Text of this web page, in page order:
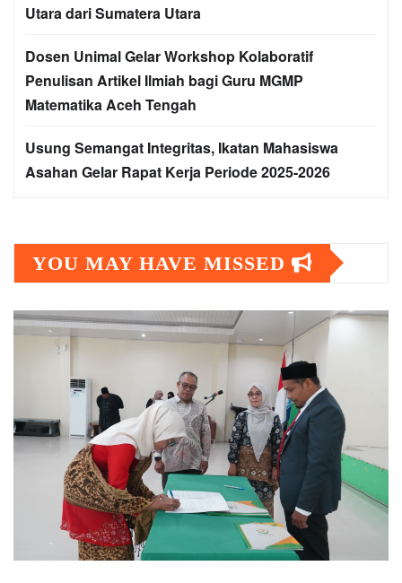
Utara dari Sumatera Utara
Dosen Unimal Gelar Workshop Kolaboratif
Penulisan Artikel Ilmiah bagi Guru MGMP
Matematika Aceh Tengah
Usung Semangat Integritas, Ikatan Mahasiswa
Asahan Gelar Rapat Kerja Periode 2025-2026
YOU MAY HAVE MISSED